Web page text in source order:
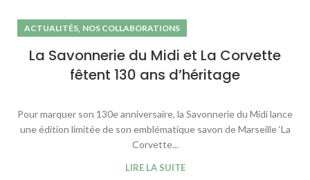
ACTUALITÉS, NOS COLLABORATIONS
La Savonnerie du Midi et La Corvette
fêtent 130 ans d’héritage
Pour marquer son 130e anniversaire, la Savonnerie du Midi lance
une édition limitée de son emblématique savon de Marseille ‘La
Corvette...
LIRE LA SUITE